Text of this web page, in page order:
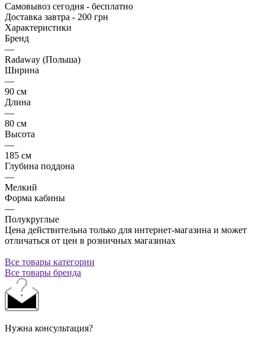
Самовывоз сегодня - бесплатно
Доставка завтра - 200 грн
Характеристики
Бренд
—
Radaway (Польша)
Ширина
—
90 см
Длина
—
80 см
Высота
—
185 см
Глубина поддона
—
Мелкий
Форма кабины
—
Полукруглые
Цена действительна только для интернет-магазина и может
отличаться от цен в розничных магазинах
Все товары категории
Все товары бренда
Нужна консультация?